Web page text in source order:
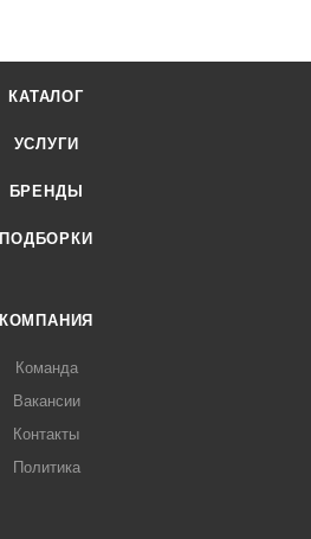
КАТАЛОГ
УСЛУГИ
БРЕНДЫ
ПОДБОРКИ
КОМПАНИЯ
Команда
Вакансии
Контакты
Политика